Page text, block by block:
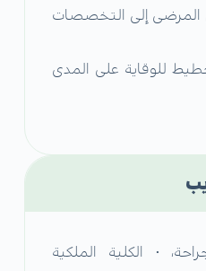
المرضى إلى التخصصات
للوقاية على المدى
• الكلية الملكية